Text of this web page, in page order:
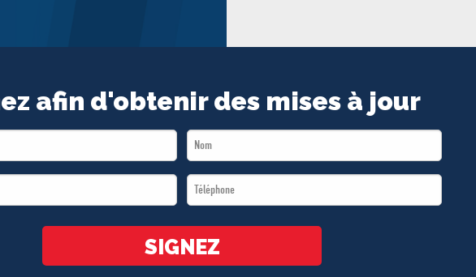
afin d'obtenir des mises à jour
Last
Name
Téléphone
*
SIGNEZ